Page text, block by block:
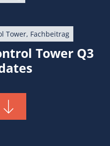
Tower, Fachbeitrag
Tower Q3